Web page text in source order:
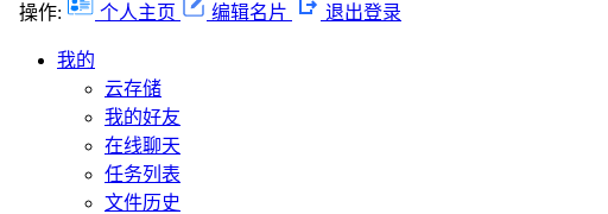
操作: 个人主页 编辑名片 退出登录
我的
云存储
我的好友
在线聊天
任务列表
文件历史